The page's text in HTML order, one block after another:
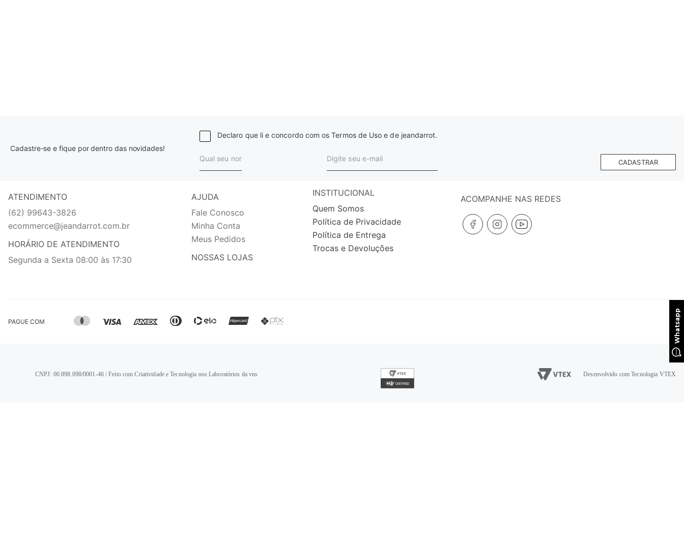
Cadastre-se e fique por dentro das novidades!
Declaro que li e concordo com os Termos de Uso e de jeandarrot.
CADASTRAR
ATENDIMENTO
(62) 99643-3826
ecommerce@jeandarrot.com.br
HORÁRIO DE ATENDIMENTO
Segunda a Sexta 08:00 às 17:30
AJUDA
Fale Conosco
Minha Conta
Meus Pedidos
NOSSAS LOJAS
INSTITUCIONAL
Quem Somos
Política de Privacidade
Política de Entrega
Trocas e Devoluções
ACOMPANHE NAS REDES
PAGUE COM
CNPJ: 00.898.098/0001-46 / Feito com Criatividade e Tecnologia nos Laboratórios da vns Desenvolvido com Tecnologia VTEX